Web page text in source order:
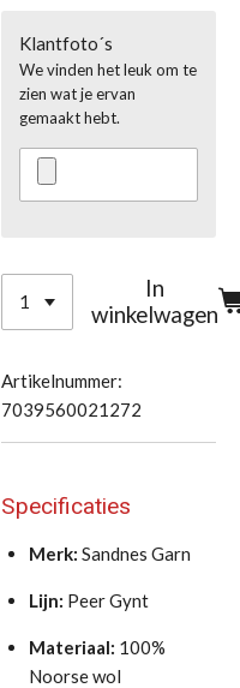
Klantfoto´s
We vinden het leuk om te
zien wat je ervan
gemaakt hebt.
In
winkelwagen
Artikelnummer:
7039560021272
Specificaties
Merk: Sandnes Garn
Lijn: Peer Gynt
Materiaal: 100%
Noorse wol